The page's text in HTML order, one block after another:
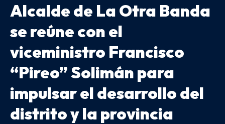
Alcalde de La Otra Banda
se reúne con el
viceministro Francisco
“Pireo” Solimán para
impulsar el desarrollo del
distrito y la provincia